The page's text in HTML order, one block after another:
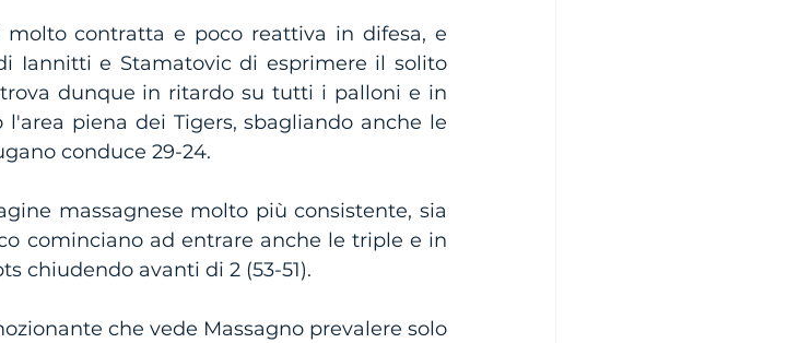
contratta e poco reattiva in difesa, e
Iannitti e Stamatovic di esprimere il solito
dunque in ritardo su tutti i palloni e in
piena dei Tigers, sbagliando anche le
conduce 29-24.
massagnese molto più consistente, sia
cominciano ad entrare anche le triple e in
chiudendo avanti di 2 (53-51).
che vede Massagno prevalere solo